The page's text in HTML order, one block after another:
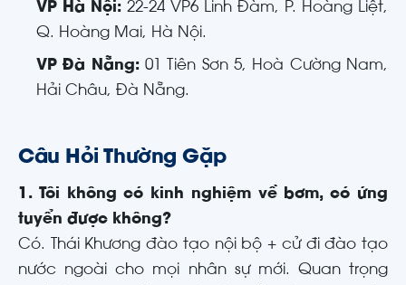
VP Hà Nội: 22-24 VP6 Linh Đàm, P. Hoàng Liệt,
Q. Hoàng Mai, Hà Nội.
VP Đà Nẵng:01 Tiên Sơn 5, Hoà Cường Nam,
Hải Châu, Đà Nẵng.
Câu Hỏi Thường Gặp
1. Tôi không có kinh nghiệm về bơm, có ứng
tuyển được không?
Có. Thái Khương đào tạo nội bộ + cử đi đào tạo
nước ngoài cho mọi nhân sự mới. Quan trọng